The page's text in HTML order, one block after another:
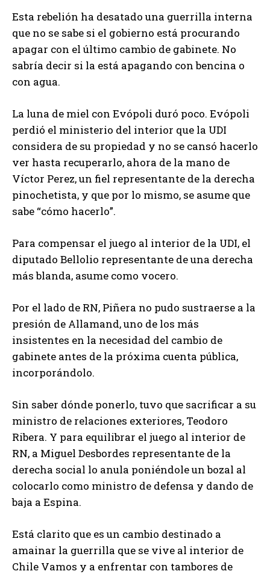
Esta rebelión ha desatado una guerrilla interna
que no se sabe si el gobierno está procurando
apagar con el último cambio de gabinete. No
sabría decir si la está apagando con bencina o
con agua.
La luna de miel con Evópoli duró poco. Evópoli
perdió el ministerio del interior que la UDI
considera de su propiedad y no se cansó hacerlo
ver hasta recuperarlo, ahora de la mano de
Víctor Perez, un fiel representante de la derecha
pinochetista, y que por lo mismo, se asume que
sabe “cómo hacerlo”.
Para compensar el juego al interior de la UDI, el
diputado Bellolio representante de una derecha
más blanda, asume como vocero.
Por el lado de RN, Piñera no pudo sustraerse a la
presión de Allamand, uno de los más
insistentes en la necesidad del cambio de
gabinete antes de la próxima cuenta pública,
incorporándolo.
Sin saber dónde ponerlo, tuvo que sacrificar a su
ministro de relaciones exteriores, Teodoro
Ribera. Y para equilibrar el juego al interior de
RN, a Miguel Desbordes representante de la
derecha social lo anula poniéndole un bozal al
colocarlo como ministro de defensa y dando de
baja a Espina.
Está clarito que es un cambio destinado a
amainar la guerrilla que se vive al interior de
Chile Vamos y a enfrentar con tambores de